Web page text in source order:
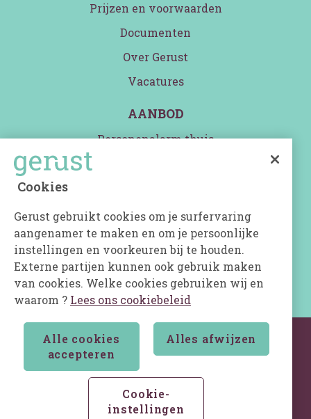
Prijzen en voorwaarden
Documenten
Over Gerust
Vacatures
AANBOD
Personenalarm thuis
Personenalarm thuis en buitenshuis
Personenalarm met professionele hulp
Slimme uitbreidingen
Aanbod Professionals
Gerust - 2026 ©
Algemene Huurvoorwaarden
Privacyverklaring algemeen
Privacyverklaring personenalarm thuis en buitenshuis
Cookies
Gerust gebruikt cookies om je surfervaring
aangenamer te maken en om je persoonlijke
instellingen en voorkeuren bij te houden.
Externe partijen kunnen ook gebruik maken
van cookies. Welke cookies gebruiken wij en
waarom ? Lees ons cookiebeleid
Alle cookies
accepteren
Alles afwijzen
Cookie-
instellingen